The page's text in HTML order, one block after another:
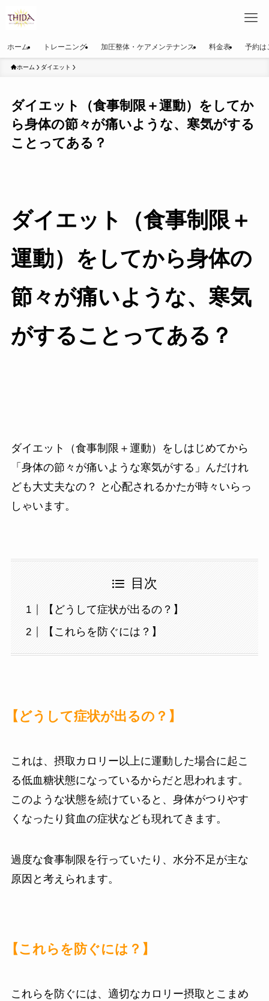
ホーム トレーニング 加圧整体・ケアメンテナンス 料金表 予約は
ホーム ダイエット
ダイエット（食事制限＋運動）をしてか
ら身体の節々が痛いような、寒気がする
ことってある？
ダイエット（食事制限＋
運動）をしてから身体の
節々が痛いような、寒気
がすることってある？
ダイエット（食事制限＋運動）をしはじめてから
「身体の節々が痛いような寒気がする」んだけれ
ども大丈夫なの？ と心配されるかたが時々いらっ
しゃいます。
目次
【どうして症状が出るの？】
【これらを防ぐには？】
【どうして症状が出るの？】
これは、摂取カロリー以上に運動した場合に起こ
る低血糖状態になっているからだと思われます。
このような状態を続けていると、身体がつりやす
くなったり貧血の症状なども現れてきます。
過度な食事制限を行っていたり、水分不足が主な
原因と考えられます。
【これらを防ぐには？】
これらを防ぐには、適切なカロリー摂取とこまめ